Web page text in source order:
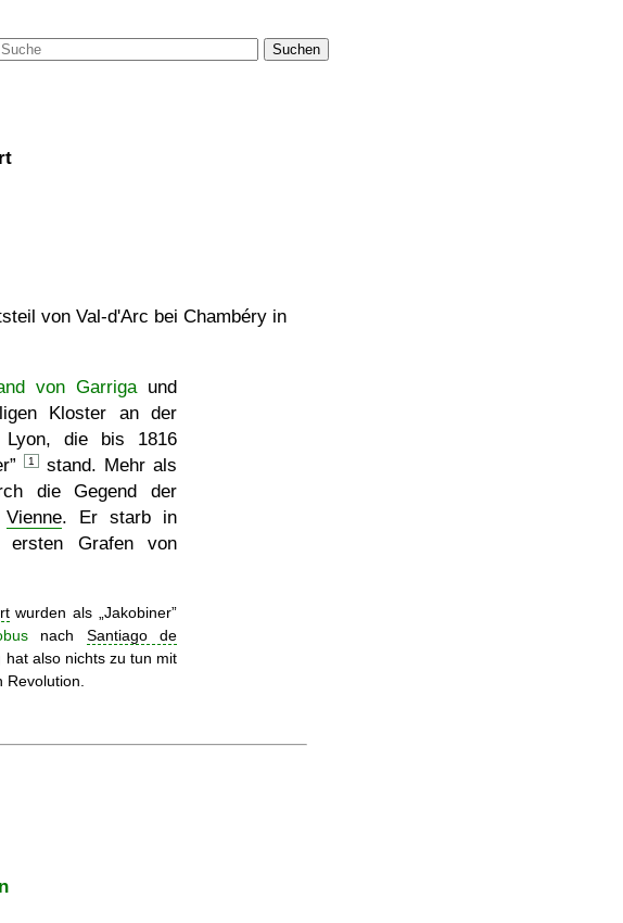
Suchen
von Val-d'Arc bei Chambéry in
von Garrigaund
Kloster an der
die bis 1816
1
stand. Mehr als
die Gegend der
Vienne. Er starb in
Grafen von
wurden als
Jakobiner
nach Santiago de
also nichts zu tun mit